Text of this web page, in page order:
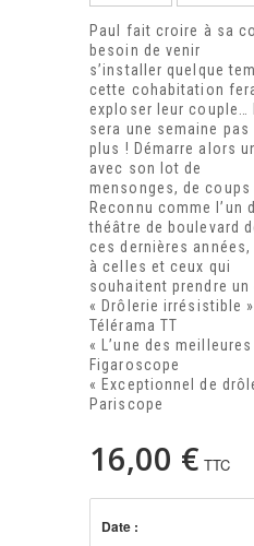
Paul fait croire à sa
besoin de venir
s’installer quelque
cette cohabitation
exploser leur couple…
sera une semaine pas
plus ! Démarre alors
avec son lot de
mensonges, de
Reconnu comme
théâtre de boulevard
ces dernières
à celles et ceux qui
souhaitent prendre
« Drôlerie irrésistible »
Télérama TT
« L’une des
Figaroscope
« Exceptionnel de
Pariscope
16,00 € TTC
Date :